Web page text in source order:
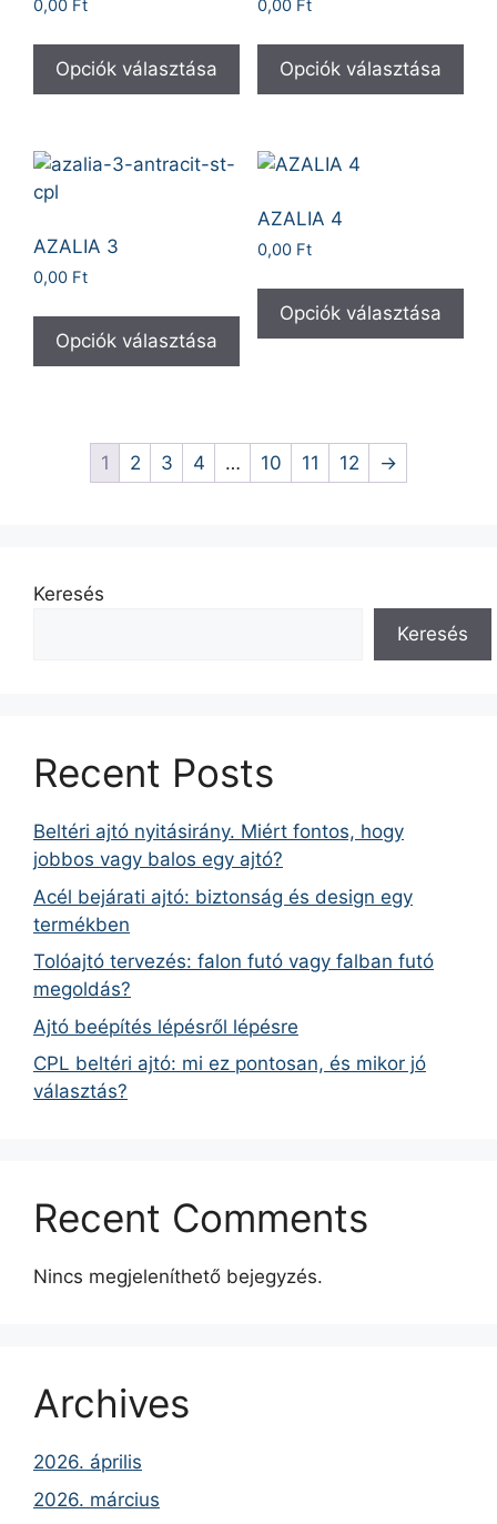
0,00 Ft
Opciók választása
0,00 Ft
Opciók választása
AZALIA 3
0,00 Ft
Opciók választása
AZALIA 4
0,00 Ft
Opciók választása
1 2 3 4 … 10 11 12 →
Keresés
Keresés
Recent Posts
Beltéri ajtó nyitásirány. Miért fontos, hogy
jobbos vagy balos egy ajtó?
Acél bejárati ajtó: biztonság és design egy
termékben
Tolóajtó tervezés: falon futó vagy falban futó
megoldás?
Ajtó beépítés lépésről lépésre
CPL beltéri ajtó: mi ez pontosan, és mikor jó
választás?
Recent Comments
Nincs megjeleníthető bejegyzés.
Archives
2026. április
2026. március